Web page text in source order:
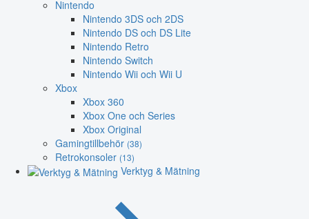
Nintendo
Nintendo 3DS och 2DS
Nintendo DS och DS Lite
Nintendo Retro
Nintendo Switch
Nintendo Wii och Wii U
Xbox
Xbox 360
Xbox One och Series
Xbox Original
Gamingtillbehör (38)
Retrokonsoler (13)
Verktyg & Mätning